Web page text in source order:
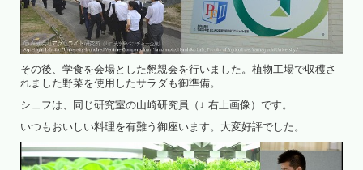
その後、学食を会場とした懇親会を行いました。植物工場で収穫さ
れました野菜を使用したサラダも御準備。
シェフは、同じ研究室の山崎研究員（↓ 右上画像）です。
いつもおいしい料理を有難う御座います。大変好評でした。